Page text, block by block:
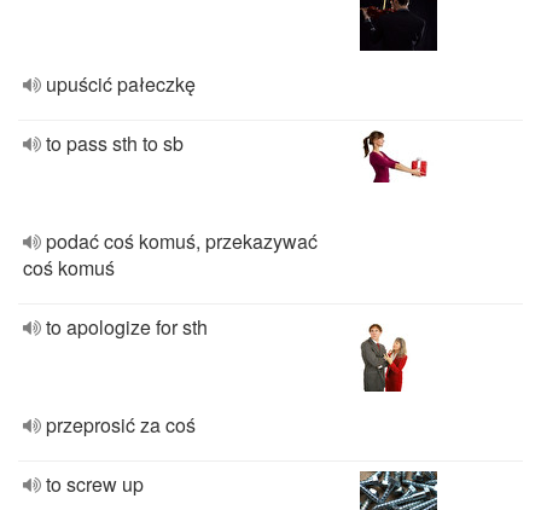
upuścić pałeczkę
to pass sth to sb
podać coś komuś, przekazywać
coś komuś
to apologize for sth
przeprosić za coś
to screw up